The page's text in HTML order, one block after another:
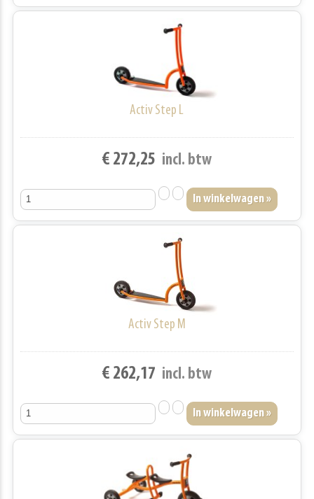
Activ Step L
€ 272,25 incl. btw
Activ Step M
€ 262,17 incl. btw